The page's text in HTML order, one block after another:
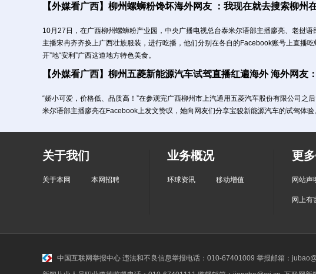
【外媒看广西】柳州螺蛳粉馋坏海外网友 ：我现在就去搜索柳州
10月27日，在广西柳州螺蛳粉产业园，中央广播电视总台泰米尔语部主播廖亮、老挝语
主播宋冉齐齐换上广西壮族服装，进行吃播，他们分别在各自的Facebook账号上直播吃
开”地“安利”广西这道地方特色美食。
【外媒看广西】柳州五菱新能源汽车试驾直播红遍海外 海外网友
“娇小可爱，价格低、品质高！”在参观完广西柳州市上汽通用五菱汽车股份有限公司之
米尔语部主播廖亮在Facebook上发文赞叹，她向网友们分享宝骏新能源汽车的试驾体验
关于我们
关于本网 本网招聘
业务概况
环球资讯 移动增值
更
网站声
网上有
中国互联网举报中心 违法和不良信息举报电话：010-67401009 举报邮箱：